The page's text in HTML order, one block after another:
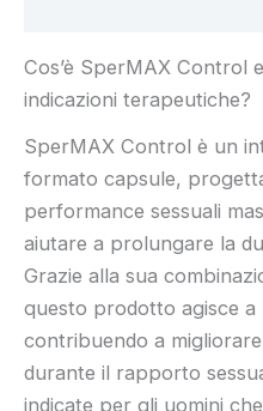
Cos’è SperMAX Control
indicazioni terapeutiche?
SperMAX Control è un
formato capsule,
performance sessuali
aiutare a prolungare la
Grazie alla sua
questo prodotto agisce a
contribuendo a
durante il rapporto
indicate per gli uomini